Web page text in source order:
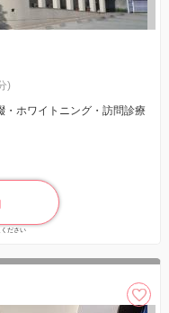
)
・ホワイトニング・訪問診療
ださい